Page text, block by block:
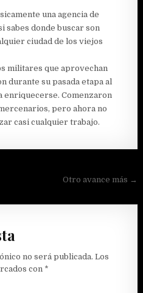
una agencia de
sabes donde buscar son
ciudad de los viejos
militares que aprovechan
durante su pasada etapa al
enriquecerse. Comenzaron
pero ahora no
casi cualquier trabajo.
Otro avance más →
no será publicada. Los
con *